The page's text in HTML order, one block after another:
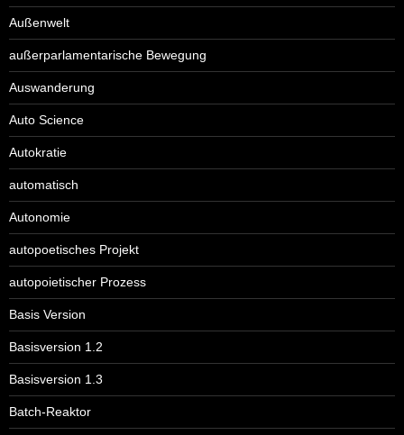
Außenwelt
außerparlamentarische Bewegung
Auswanderung
Auto Science
Autokratie
automatisch
Autonomie
autopoetisches Projekt
autopoietischer Prozess
Basis Version
Basisversion 1.2
Basisversion 1.3
Batch-Reaktor